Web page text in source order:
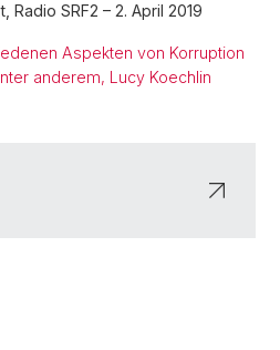
Radio SRF2 – 2. April 2019
Aspekten von Korruption
anderem, Lucy Koechlin